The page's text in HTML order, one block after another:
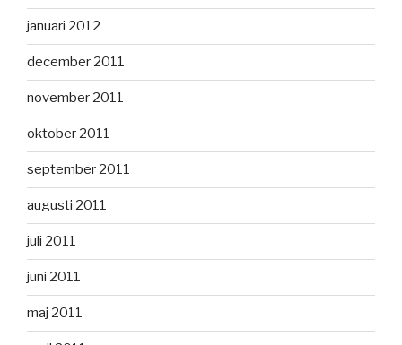
januari 2012
december 2011
november 2011
oktober 2011
september 2011
augusti 2011
juli 2011
juni 2011
maj 2011